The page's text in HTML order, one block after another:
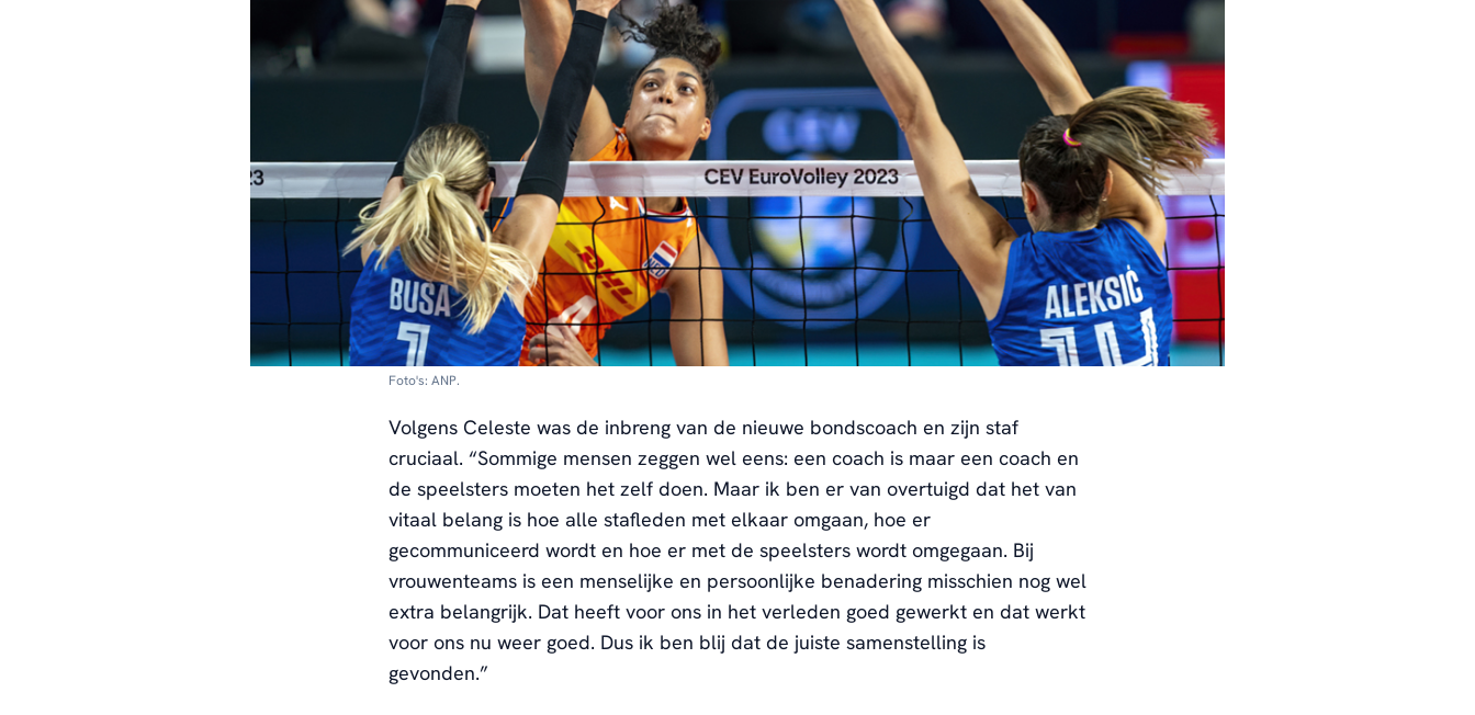
Foto's: ANP.
Volgens Celeste was de inbreng van de nieuwe bondscoach en zijn staf
cruciaal. “Sommige mensen zeggen wel eens: een coach is maar een coach en
de speelsters moeten het zelf doen. Maar ik ben er van overtuigd dat het van
vitaal belang is hoe alle stafleden met elkaar omgaan, hoe er
gecommuniceerd wordt en hoe er met de speelsters wordt omgegaan. Bij
vrouwenteams is een menselijke en persoonlijke benadering misschien nog wel
extra belangrijk. Dat heeft voor ons in het verleden goed gewerkt en dat werkt
voor ons nu weer goed. Dus ik ben blij dat de juiste samenstelling is
gevonden.”